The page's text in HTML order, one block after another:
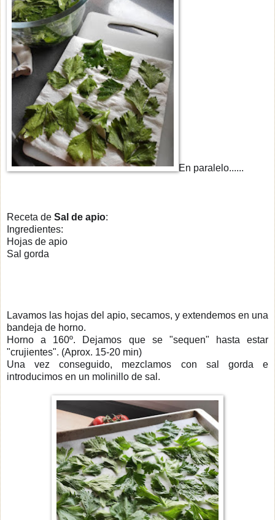
En paralelo......
Receta de Sal de apio:
Ingredientes:
Hojas de apio
Sal gorda
Lavamos las hojas del apio, secamos, y extendemos en una
bandeja de horno.
Horno a 160º. Dejamos que se "sequen" hasta estar
"crujientes". (Aprox. 15-20 min)
Una vez conseguido, mezclamos con sal gorda e
introducimos en un molinillo de sal.